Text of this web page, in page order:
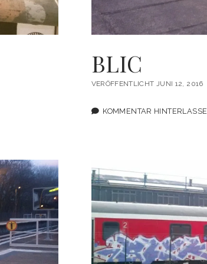
BLIC
VERÖFFENTLICHT JUNI 12, 2016
KOMMENTAR